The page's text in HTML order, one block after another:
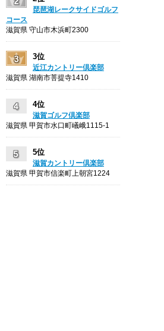
琵琶湖レークサイドゴルフ
コース
滋賀県 守山市木浜町2300
3位
近江カントリー倶楽部
滋賀県 湖南市菩提寺1410
4位
滋賀ゴルフ倶楽部
滋賀県 甲賀市水口町嶬峨1115-1
5位
滋賀カントリー倶楽部
滋賀県 甲賀市信楽町上朝宮1224